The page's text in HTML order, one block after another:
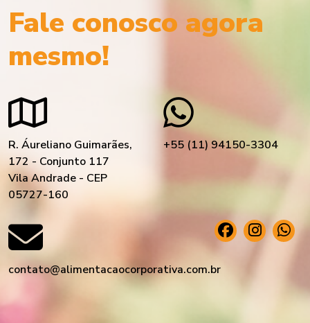
Fale conosco agora
mesmo!
R. Áureliano Guimarães,
172 - Conjunto 117
Vila Andrade - CEP
05727-160
+55 (11) 94150-3304
contato@alimentacaocorporativa.com.br